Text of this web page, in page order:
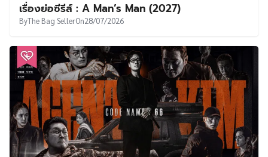
เรื่องย่อซีรีส์ : A Man’s Man (2027)
ByThe Bag SellerOn28/07/2026